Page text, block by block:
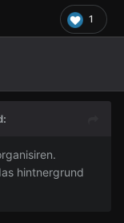
1
hintnergrund